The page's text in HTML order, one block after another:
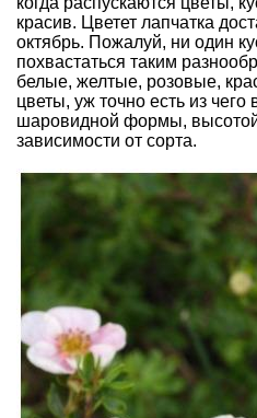
красив. Цветет лапчатка
октябрь. Пожалуй, ни один
похвастаться таким
белые, желтые, розовые,
цветы, уж точно есть из чего
шаровидной формы,
зависимости от сорта.